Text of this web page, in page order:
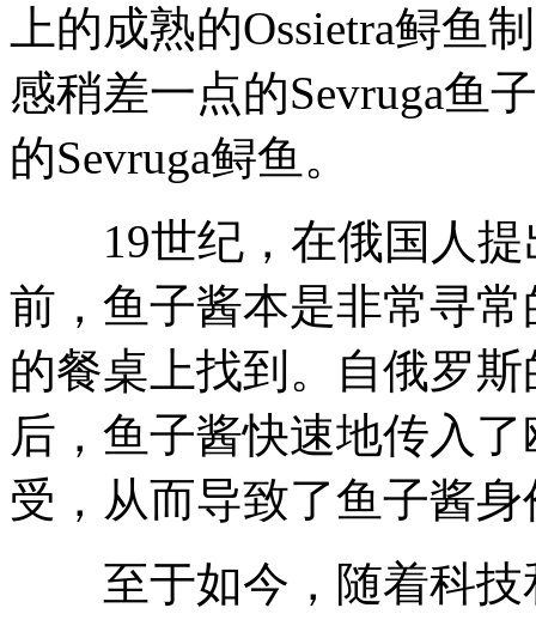
上的成熟的Ossietra鲟鱼
感稍差一点的Sevruga鱼
的Sevruga鲟鱼。
19世纪，在俄国人提
前，鱼子酱本是非常寻
的餐桌上找到。自俄罗
后，鱼子酱快速地传入
受，从而导致了鱼子酱
至于如今，随着科技